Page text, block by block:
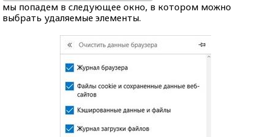
мы попадем в следующее окно, в котором можно
выбрать удаляемые элементы.